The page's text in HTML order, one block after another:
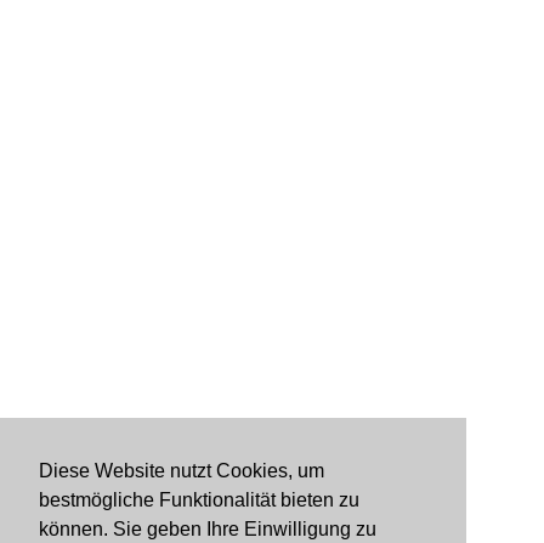
Diese Website nutzt Cookies, um
bestmögliche Funktionalität bieten zu
können. Sie geben Ihre Einwilligung zu